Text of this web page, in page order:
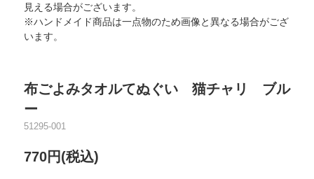
見える場合がございます。
※ハンドメイド商品は一点物のため画像と異なる場合がござ
います。
布ごよみタオルてぬぐい 猫チャリ ブル
ー
51295-001
770円(税込)